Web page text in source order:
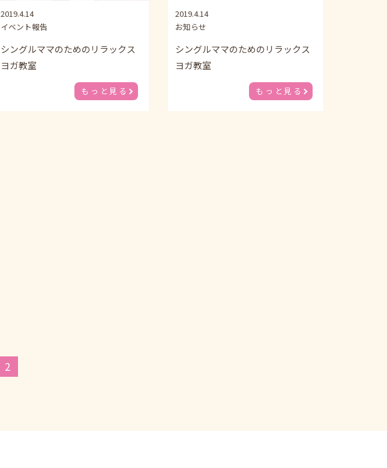
2019.4.14
イベント報告
シングルママのためのリラックス
ヨガ教室
もっと見る
2019.4.14
お知らせ
シングルママのためのリラックス
ヨガ教室
もっと見る
2